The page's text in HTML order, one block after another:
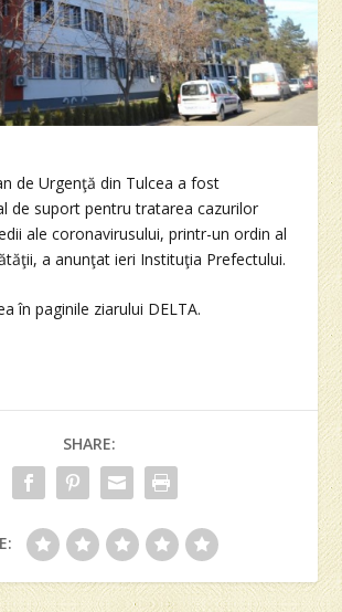
de Urgenţă din Tulcea a fost
de suport pentru tratarea cazurilor
ale coronavirusului, printr-un ordin al
a anunţat ieri Instituţia Prefectului.
în paginile ziarului DELTA.
SHARE: